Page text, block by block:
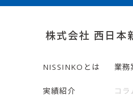
株式会社 西日本
NISSINKOとは 業務
実績紹介 コラ